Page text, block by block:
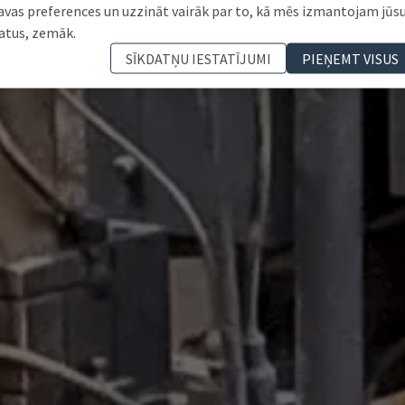
preferences un uzzināt vairāk par to, kā mēs izmantojam
zemāk.
SĪKDATŅU IESTATĪJUMI
PIEŅEMT VISUS